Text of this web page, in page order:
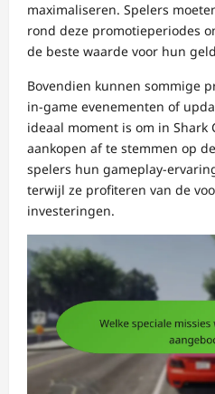
maximaliseren. Spelers
rond deze promotieperiodes
de beste waarde voor hun
Bovendien kunnen sommige
in-game evenementen of
ideaal moment is om in Shark
aankopen af te stemmen op
spelers hun gameplay-
terwijl ze profiteren van de
investeringen.